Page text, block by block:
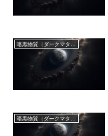
暗黒物質（ダークマター）
暗黒物質（ダークマター）